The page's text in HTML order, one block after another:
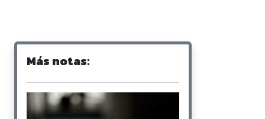
Más notas: